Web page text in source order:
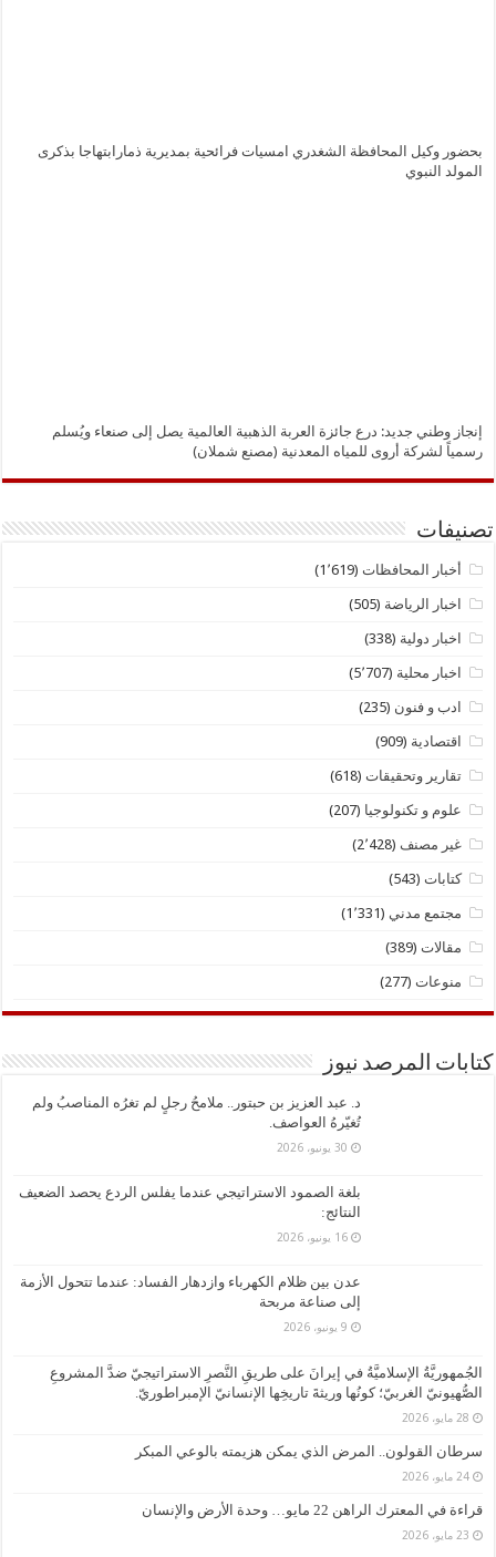
بحضور وكيل المحافظة الشغدري امسيات فرائحية بمديرية ذمارابتهاجا بذكرى
المولد النبوي
إنجاز وطني جديد: درع جائزة العربة الذهبية العالمية يصل إلى صنعاء ويُسلم
رسمياً لشركة أروى للمياه المعدنية (مصنع شملان)
تصنيفات
أخبار المحافظات (1٬619)
اخبار الرياضة (505)
اخبار دولية (338)
اخبار محلية (5٬707)
ادب و فنون (235)
اقتصادية (909)
تقارير وتحقيقات (618)
علوم و تكنولوجيا (207)
غير مصنف (2٬428)
كتابات (543)
مجتمع مدني (1٬331)
مقالات (389)
منوعات (277)
كتابات المرصد نيوز
د. ​عبد العزيز بن حبتور.. ملامحُ رجلٍ لم تغرُه المناصبُ ولم
تُغيّرهُ العواصف.
30 يونيو، 2026
بلغة الصمود الاستراتيجي عندما يفلس الردع يحصد الضعيف
النتائج:
16 يونيو، 2026
عدن بين ظلام الكهرباء وازدهار الفساد: عندما تتحول الأزمة
إلى صناعة مربحة
9 يونيو، 2026
الجُمهوريَّةُ الإسلاميَّةُ في إيرانَ على طريقِ النَّصرِ الاستراتيجيّ ضدَّ المشروعِ
الصُّهيونيّ الغربيّ؛ كونُها وريثةَ تاريخِها الإنسانيّ الإمبراطوريّ.
28 مايو، 2026
سرطان القولون.. المرض الذي يمكن هزيمته بالوعي المبكر
24 مايو، 2026
قراءة في المعترك الراهن 22 مايو… وحدة الأرض والإنسان
23 مايو، 2026